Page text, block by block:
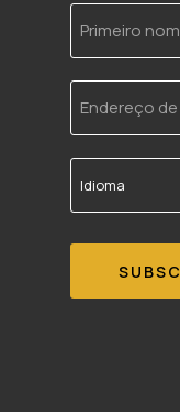
Primeiro
nome
Endereço
de
correio
electrónico
Idioma